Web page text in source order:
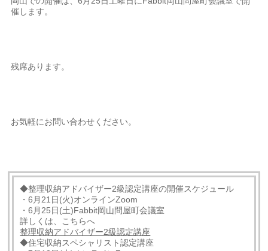
催します。
残席あります。
お気軽にお問い合わせください。
◆整理収納アドバイザー2級認定講座の開催スケジュール
・6月21日(火)オンラインZoom
・6月25日(土)Fabbit岡山問屋町会議室
詳しくは、こちらへ
整理収納アドバイザー2級認定講座
◆住宅収納スペシャリスト認定講座